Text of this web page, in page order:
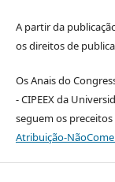
A partir da
os direitos de
Os Anais do
- CIPEEX da
seguem os preceitos
Atribuição-